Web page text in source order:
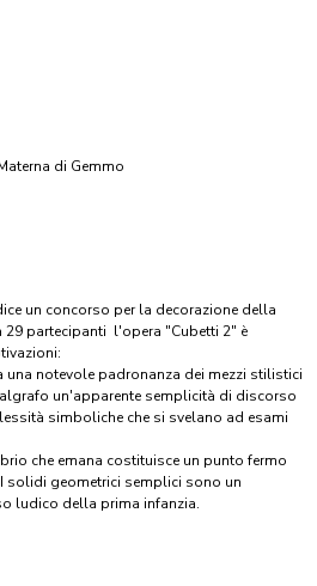
di Gemmo
un concorso per la decorazione della
29 partecipanti l'opera "Cubetti 2" è
una notevole padronanza dei mezzi stilistici
un'apparente semplicità di discorso
simboliche che si svelano ad esami
che emana costituisce un punto fermo
solidi geometrici semplici sono un
ludico della prima infanzia.